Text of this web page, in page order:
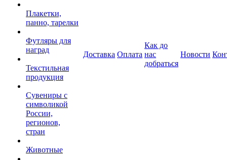
Плакетки,
панно, тарелки
Футляры для
наград
Текстильная
продукция
Сувениры с
символикой
России,
регионов,
стран
Животные
Доставка Оплата
Как до
нас
добраться
Новости